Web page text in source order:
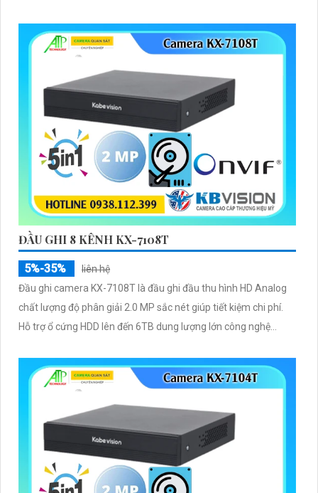
ĐẦU GHI 8 KÊNH KX-7108T
5%-35%
liên hệ
Đầu ghi camera KX-7108T là đầu ghi đầu thu hình HD Analog
chất lượng độ phân giải 2.0 MP sắc nét giúp tiết kiệm chi phí.
Hỗ trợ ổ cứng HDD lên đến 6TB dung lượng lớn công nghệ...